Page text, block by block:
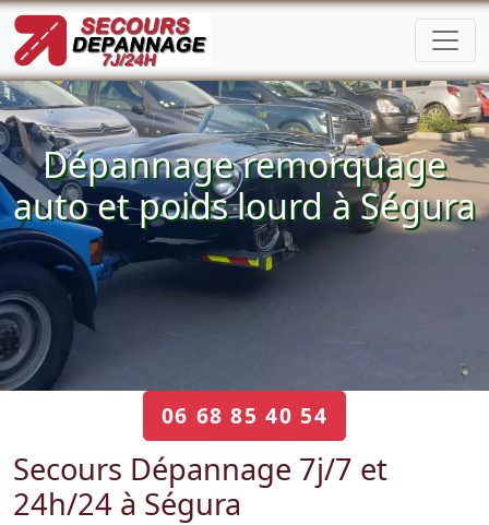
Dépannage remorquage
auto et poids lourd à Ségura
06 68 85 40 54
Secours Dépannage 7j/7 et
24h/24 à Ségura